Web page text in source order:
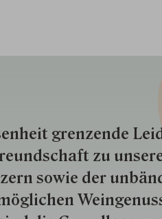
gren­zende
zu
so­wie der